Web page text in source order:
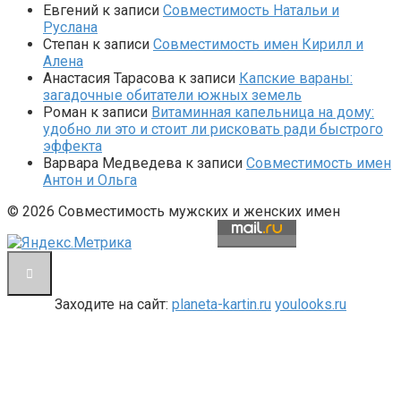
Евгений к записи Совместимость Натальи и
Руслана
Степан к записи Совместимость имен Кирилл и
Алена
Анастасия Тарасова к записи Капские вараны:
загадочные обитатели южных земель
Роман к записи Витаминная капельница на дому:
удобно ли это и стоит ли рисковать ради быстрого
эффекта
Варвара Медведева к записи Совместимость имен
Антон и Ольга
© 2026 Совместимость мужских и женских имен
Заходите на сайт: planeta-kartin.ru youlooks.ru